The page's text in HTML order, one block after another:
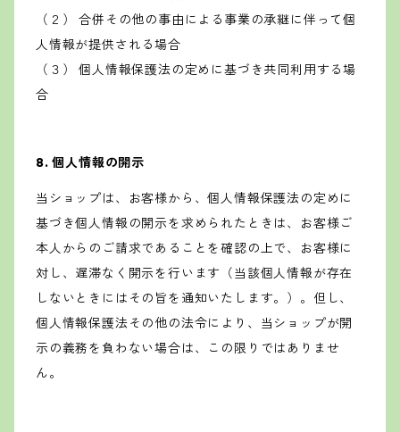
（２） 合併その他の事由による事業の承継に伴って個
人情報が提供される場合
（３） 個人情報保護法の定めに基づき共同利用する場
合
8. 個人情報の開示
当ショップは、お客様から、個人情報保護法の定めに
基づき個人情報の開示を求められたときは、お客様ご
本人からのご請求であることを確認の上で、お客様に
対し、遅滞なく開示を行います（当該個人情報が存在
しないときにはその旨を通知いたします。）。但し、
個人情報保護法その他の法令により、当ショップが開
示の義務を負わない場合は、この限りではありませ
ん。